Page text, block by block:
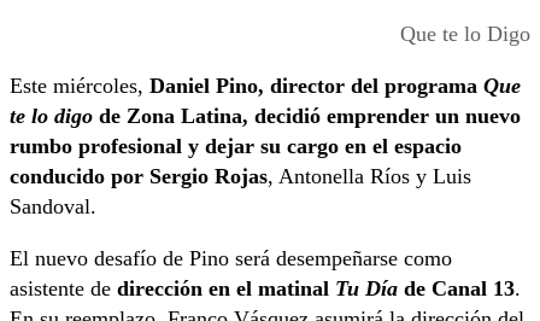
Que te lo Digo
Este miércoles, Daniel Pino, director del programa Que
te lo digo de Zona Latina, decidió emprender un nuevo
rumbo profesional y dejar su cargo en el espacio
conducido por Sergio Rojas, Antonella Ríos y Luis
Sandoval.
El nuevo desafío de Pino será desempeñarse como
asistente de dirección en el matinal Tu Día de Canal 13.